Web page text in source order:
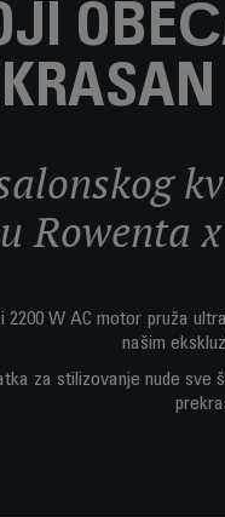
Rowenta
2200 W AC motor pruža
našim
za stilizovanje nude